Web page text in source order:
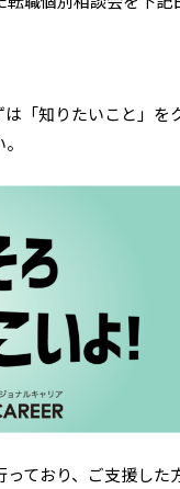
「知りたいこと」を
ており、ご支援した